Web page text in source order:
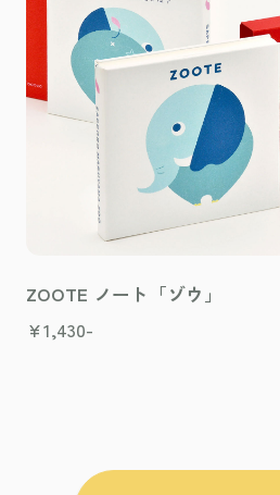
ZOOTE ノート「ゾウ」
¥1,430-